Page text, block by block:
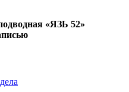
«ЯЗЬ 52»